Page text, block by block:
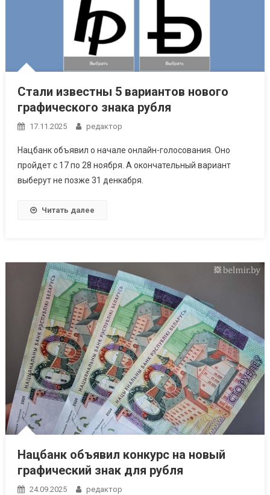
Стали известны 5 вариантов нового
графического знака рубля
17.11.2025 редактор
Нацбанк объявил о начале онлайн-голосования. Оно
пройдет с 17 по 28 ноября. А окончательный вариант
выберут не позже 31 денкабря.
Читать далее
Нацбанк объявил конкурс на новый
графический знак для рубля
24.09.2025 редактор